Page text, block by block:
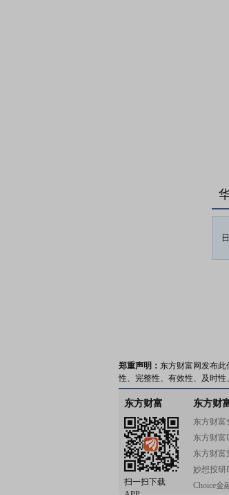
郑重声明： 东方财富网发布
性、完整性、有效性、及时
东方财富
扫一扫下载
东方财
东方财富
东方财富
东方财富
妙想投研
Choice金